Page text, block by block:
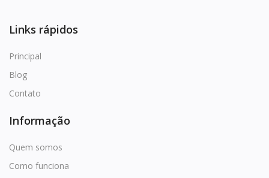
Links rápidos
Principal
Blog
Contato
Informação
Quem somos
Como funciona